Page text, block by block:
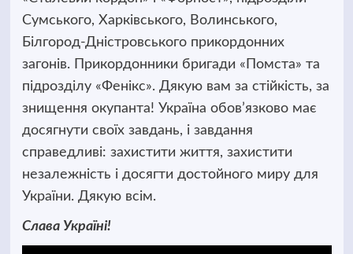
Сумського, Харківського, Волинського,
Білгород-Дністровського прикордонних
загонів. Прикордонники бригади «Помста» та
підрозділу «Фенікс». Дякую вам за стійкість, за
знищення окупанта! Україна обов’язково має
досягнути своїх завдань, і завдання
справедливі: захистити життя, захистити
незалежність і досягти достойного миру для
України. Дякую всім.
Слава Україні!